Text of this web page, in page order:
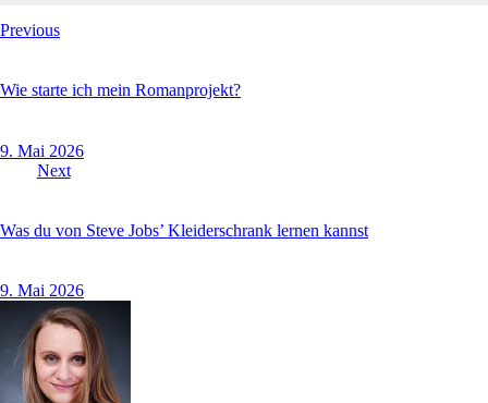
Previous
Wie starte ich mein Romanprojekt?
9. Mai 2026
Next
Was du von Steve Jobs’ Kleiderschrank lernen kannst
9. Mai 2026